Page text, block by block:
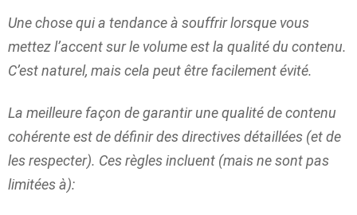
Une chose qui a tendance à souffrir lorsque vous
mettez l’accent sur le volume est la qualité du contenu.
C’est naturel, mais cela peut être facilement évité.
La meilleure façon de garantir une qualité de contenu
cohérente est de définir des directives détaillées (et de
les respecter). Ces règles incluent (mais ne sont pas
limitées à):